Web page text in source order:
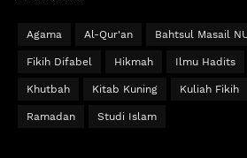
Agama Al-Qur'an Bahtsul Masail
Fikih Difabel Hikmah Ilmu Hadits
Khutbah Kitab Kuning Kuliah Fikih
Ramadan Studi Islam